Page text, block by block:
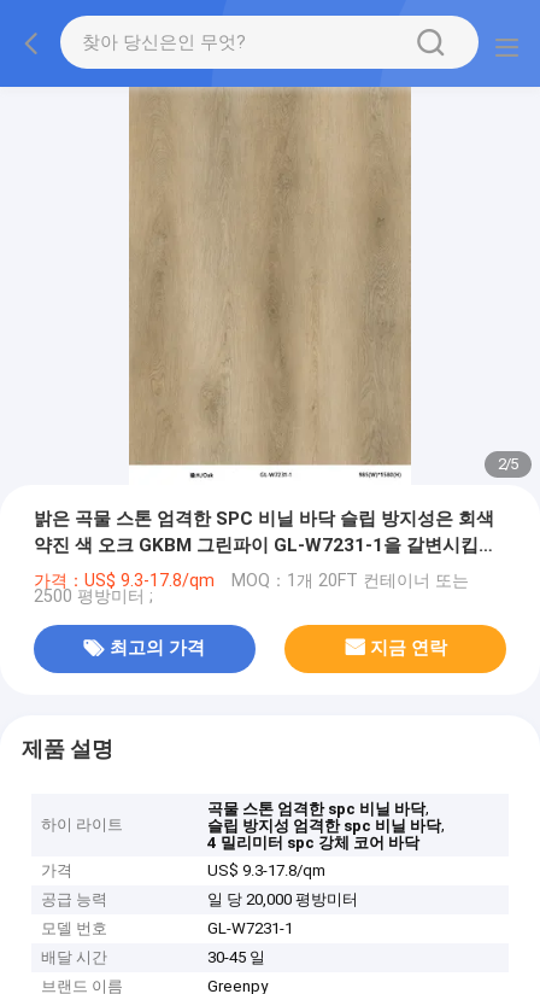
2/5
밝은 곡물 스톤 엄격한 SPC 비닐 바닥 슬립 방지성은 회색
약진 색 오크 GKBM 그린파이 GL-W7231-1을 갈변시킵니
다
가격：US$ 9.3-17.8/qm MOQ：1개 20FT 컨테이너 또는
2500 평방미터 ;
최고의 가격 지금 연락
제품 설명
하이 라이트
곡물 스톤 엄격한 spc 비닐 바닥,
슬립 방지성 엄격한 spc 비닐 바닥,
4 밀리미터 spc 강체 코어 바닥
가격
US$ 9.3-17.8/qm
공급 능력
일 당 20,000 평방미터
모델 번호
GL-W7231-1
배달 시간
30-45 일
브랜드 이름
Greenpy